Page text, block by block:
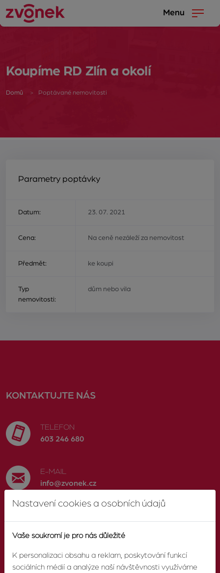
Menu
Koupíme RD Zlín a okolí
Domů Poptávané nemovitosti
Parametry poptávky
Datum: 23. 07. 2021
Cena: Na ceně nezáleží za nemovitost
Předmět: ke koupi
Typ
nemovitosti:
dům nebo vila
KONTAKTUJTE NÁS
TELEFON
603 246 680
E-MAIL
info@zvonek.cz
Nastavení cookies a osobních údajů
Vaše soukromí je pro nás důležité
K personalizaci obsahu a reklam, poskytování funkcí
sociálních médií a analýze naší návštěvnosti využíváme